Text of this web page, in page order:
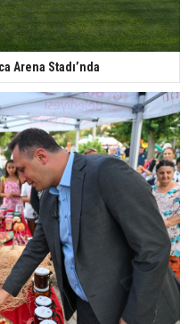
Arena Stadı’nda